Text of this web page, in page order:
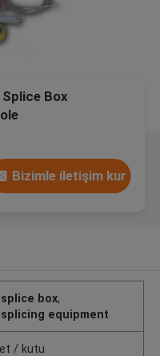
Box
Bizimle iletişim kur
box,
equipment
/ kutu